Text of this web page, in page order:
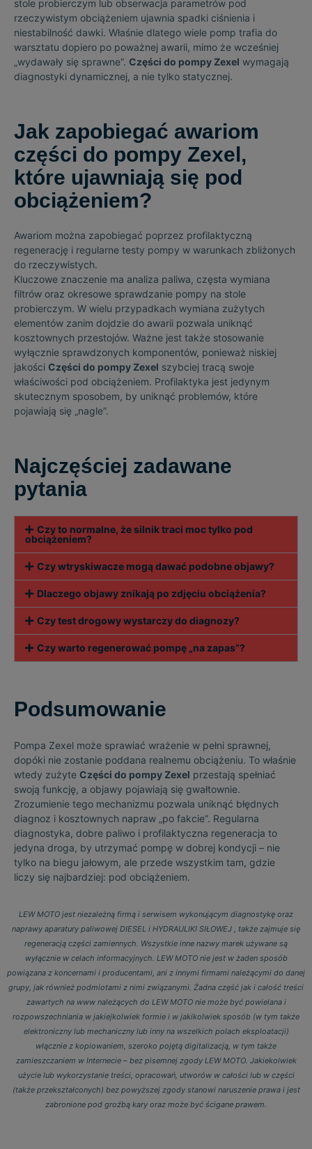
stole probierczym lub obserwacja parametrów pod
rzeczywistym obciążeniem ujawnia spadki ciśnienia i
niestabilność dawki. Właśnie dlatego wiele pomp trafia do
warsztatu dopiero po poważnej awarii, mimo że wcześniej
„wydawały się sprawne”. Części do pompy Zexel wymagają
diagnostyki dynamicznej, a nie tylko statycznej.
Jak zapobiegać awariom
części do pompy Zexel,
które ujawniają się pod
obciążeniem?
Awariom można zapobiegać poprzez profilaktyczną
regenerację i regularne testy pompy w warunkach zbliżonych
do rzeczywistych.
Kluczowe znaczenie ma analiza paliwa, częsta wymiana
filtrów oraz okresowe sprawdzanie pompy na stole
probierczym. W wielu przypadkach wymiana zużytych
elementów zanim dojdzie do awarii pozwala uniknąć
kosztownych przestojów. Ważne jest także stosowanie
wyłącznie sprawdzonych komponentów, ponieważ niskiej
jakości Części do pompy Zexel szybciej tracą swoje
właściwości pod obciążeniem. Profilaktyka jest jedynym
skutecznym sposobem, by uniknąć problemów, które
pojawiają się „nagle”.
Najczęściej zadawane
pytania
Czy to normalne, że silnik traci moc tylko pod
obciążeniem?
Czy wtryskiwacze mogą dawać podobne objawy?
Dlaczego objawy znikają po zdjęciu obciążenia?
Czy test drogowy wystarczy do diagnozy?
Czy warto regenerować pompę „na zapas”?
Podsumowanie
Pompa Zexel może sprawiać wrażenie w pełni sprawnej,
dopóki nie zostanie poddana realnemu obciążeniu. To właśnie
wtedy zużyte Części do pompy Zexel przestają spełniać
swoją funkcję, a objawy pojawiają się gwałtownie.
Zrozumienie tego mechanizmu pozwala uniknąć błędnych
diagnoz i kosztownych napraw „po fakcie”. Regularna
diagnostyka, dobre paliwo i profilaktyczna regeneracja to
jedyna droga, by utrzymać pompę w dobrej kondycji – nie
tylko na biegu jałowym, ale przede wszystkim tam, gdzie
liczy się najbardziej: pod obciążeniem.
LEW MOTO jest niezależną firmą i serwisem wykonującym diagnostykę oraz
naprawy aparatury paliwowej DIESEL i HYDRAULIKI SIŁOWEJ , także zajmuje się
regeneracją części zamiennych. Wszystkie inne nazwy marek używane są
wyłącznie w celach informacyjnych. LEW MOTO nie jest w żaden sposób
powiązana z koncernami i producentami, ani z innymi firmami należącymi do danej
grupy, jak również podmiotami z nimi związanymi. Żadna część jak i całość treści
zawartych na www należących do LEW MOTO nie może być powielana i
rozpowszechniania w jakiejkolwiek formie i w jakikolwiek sposób (w tym także
elektroniczny lub mechaniczny lub inny na wszelkich polach eksploatacji)
włącznie z kopiowaniem, szeroko pojętą digitalizacją, w tym także
zamieszczaniem w Internecie – bez pisemnej zgody LEW MOTO. Jakiekolwiek
użycie lub wykorzystanie treści, opracowań, utworów w całości lub w części
(także przekształconych) bez powyższej zgody stanowi naruszenie prawa i jest
zabronione pod groźbą kary oraz może być ścigane prawem.